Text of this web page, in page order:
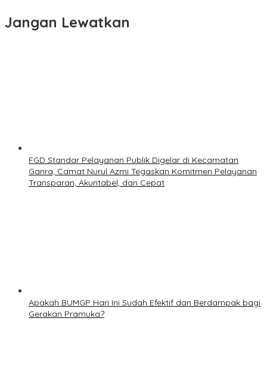
Jangan Lewatkan
FGD Standar Pelayanan Publik Digelar di Kecamatan
Ganra, Camat Nurul Azmi Tegaskan Komitmen Pelayanan
Transparan, Akuntabel, dan Cepat
Apakah BUMGP Hari Ini Sudah Efektif dan Berdampak bagi
Gerakan Pramuka?